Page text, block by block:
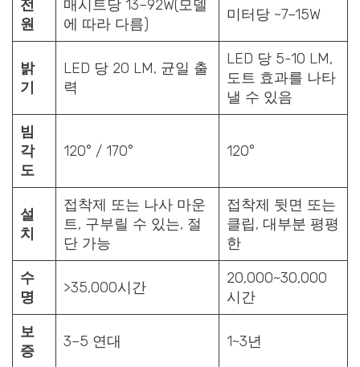
전
원
매시트당 13–92W(모델
에 따라 다름)
미터당 ~7–15W
밝
기
LED 당 20 LM, 균일 출
력
LED 당 5-10 LM,
도트 효과를 나타
낼 수 있음
빔
각
도
120° / 170° 120°
설
치
접착제 또는 나사 마운
트, 구부릴 수 있는, 절
단 가능
접착제 뒷면 또는
클립, 대부분 평평
한
수
명
>35,000시간
20,000~30,000
시간
보
증
3–5 연대 1~3년